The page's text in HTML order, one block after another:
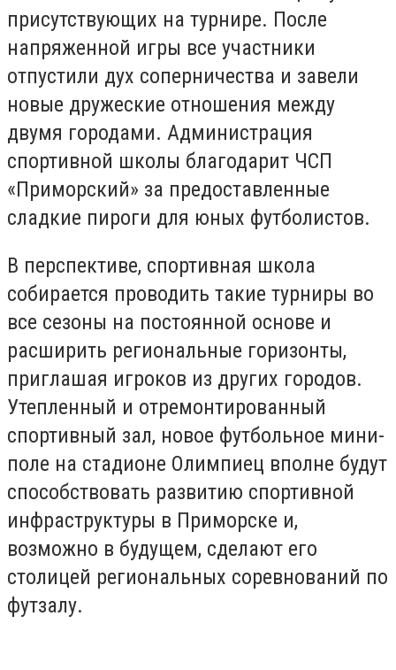
присутствующих на турнире. После
напряженной игры все участники
отпустили дух соперничества и завели
новые дружеские отношения между
двумя городами. Администрация
спортивной школы благодарит ЧСП
«Приморский» за предоставленные
сладкие пироги для юных футболистов.
В перспективе, спортивная школа
собирается проводить такие турниры во
все сезоны на постоянной основе и
расширить региональные горизонты,
приглашая игроков из других городов.
Утепленный и отремонтированный
спортивный зал, новое футбольное мини-
поле на стадионе Олимпиец вполне будут
способствовать развитию спортивной
инфраструктуры в Приморске и,
возможно в будущем, сделают его
столицей региональных соревнований по
футзалу.